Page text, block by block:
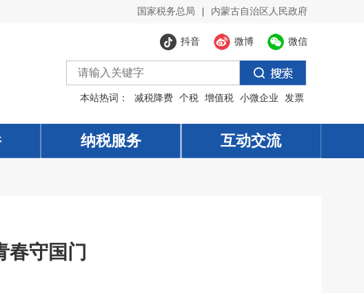
国家税务总局 内蒙古自治区人民政府
微信
微博
抖音
本站热词： 减税降费 个税 增值税 小微企业 发票
纳税服务 互动交流
纳税服务 互动交流
春守国门